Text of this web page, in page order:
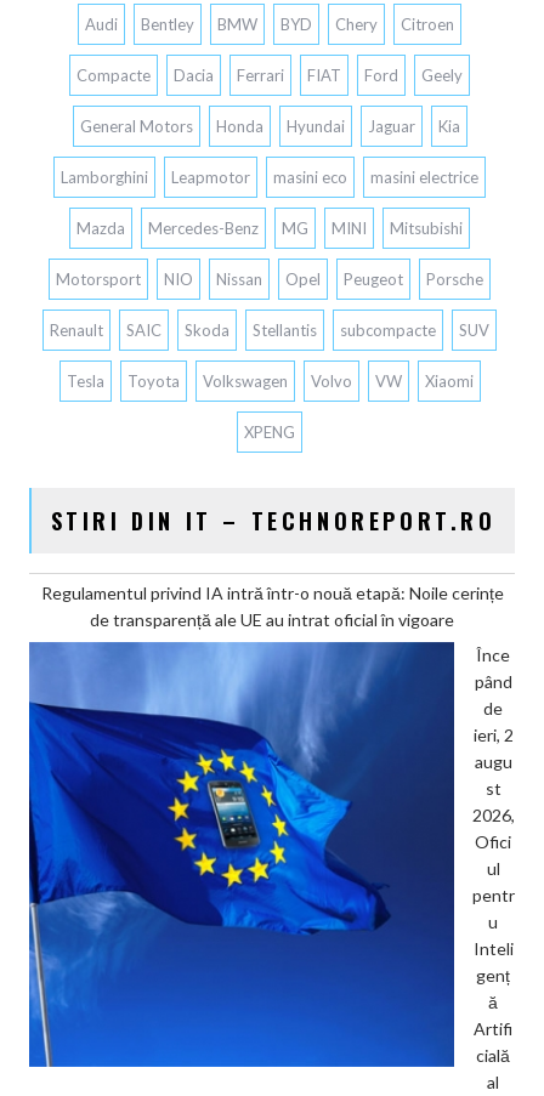
Audi Bentley BMW BYD Chery Citroen
Compacte Dacia Ferrari FIAT Ford Geely
General Motors Honda Hyundai Jaguar Kia
Lamborghini Leapmotor masini eco masini electrice
Mazda Mercedes-Benz MG MINI Mitsubishi
Motorsport NIO Nissan Opel Peugeot Porsche
Renault SAIC Skoda Stellantis subcompacte SUV
Tesla Toyota Volkswagen Volvo VW Xiaomi
XPENG
STIRI DIN IT – TECHNOREPORT.RO
Regulamentul privind IA intră într-o nouă etapă: Noile cerințe
de transparență ale UE au intrat oficial în vigoare
Înce
pând
de
ieri, 2
augu
st
2026,
Ofici
ul
pentr
u
Inteli
genț
ă
Artifi
cială
al